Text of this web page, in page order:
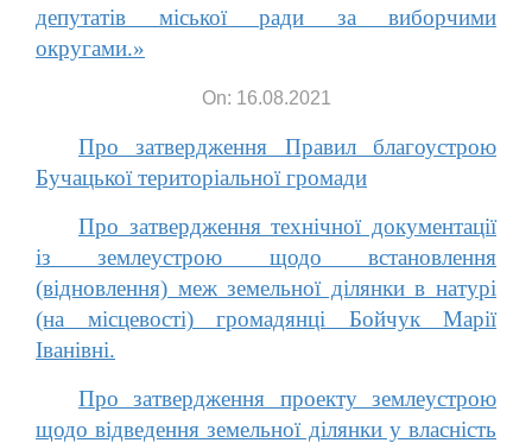
депутатів міської ради за виборчими
округами.»
On: 16.08.2021
Про затвердження Правил благоустрою
Бучацької територіальної громади
Про затвердження технічної документації
із землеустрою щодо встановлення
(відновлення) меж земельної ділянки в натурі
(на місцевості) громадянці Бойчук Марії
Іванівні.
Про затвердження проекту землеустрою
щодо відведення земельної ділянки у власність